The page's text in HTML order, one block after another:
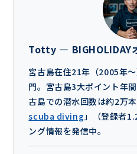
Totty — BIGHOLIDAY
宮古島在住21年（2005年
門。宮古島3大ポイント年
古島での潜水回数は約2万
scuba diving」（登録者
ング情報を発信中。